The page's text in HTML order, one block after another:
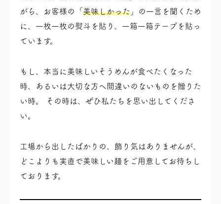
がら、お客様の「 美味しかった 」の一言を聞くため
に、一枚一枚の熨斗を貼り、一箱一箱テープを貼っ
ています。
もし、本当に美味しいそうめんが食べたくなった
時、あるいは大切な方へ間違いのないものを贈りた
い時。 その時は、ぜひ私たちを思い出してくださ
い。
工場から出したばかりの、飾り気はありませんが、
どこよりも実直で美味しい麺をご用意してお待ちし
ております。